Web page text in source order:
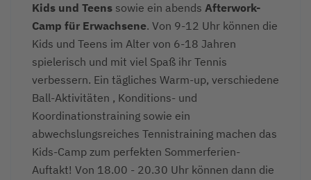
Kids und Teens sowie ein abends Afterwork-
Camp für Erwachsene. Von 9-12 Uhr können die
Kids und Teens im Alter von 6-18 Jahren
spielerisch und mit viel Spaß ihr Tennis
verbessern. Ein tägliches Warm-up, verschiedene
Ball-Aktivitäten , Konditions- und
Koordinationstraining sowie ein
abwechslungsreiches Tennistraining machen das
Kids-Camp zum perfekten Sommerferien-
Auftakt! Von 18.00 - 20.30 Uhr können dann die